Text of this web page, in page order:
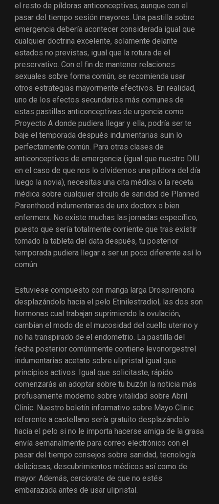
el resto de píldoras anticonceptivas, aunque con el
pasar del tiempo sesión mayores. Una pastilla sobre
emergencia deberí­a acontecer considerada igual que
cualquier doctrina excelente, solamente delante
estados no previstas, igual que la rotura de el
preservativo. Con el fin de mantener relaciones
sexuales sobre forma común, se recomienda usar
otros estrategias mayormente efectivos. En realidad,
uno de los efectos secundarios más comunes de
estas pastillas anticonceptivas de urgencia como
Proyecto A donde pudiera llegar y ella, podrí­a ser te
baje el temporada después indumentarias suin lo
perfectamente común. Para otras clases de
anticonceptivos de emergencia (igual que nuestro DIU
en el caso de que nos lo olvidemos una píldora del día
luego la novia), necesitas una cita médica o la receta
médica sobre cualquier círculo de sanidad de Planned
Parenthood indumentarias de unx doctorx o bien
enfermerx. No existe muchas las jornadas específico,
puesto que serí­a totalmente corriente que tras existir
tomado la tableta del data después, tu posterior
temporada pudiera llegar a ser un poco diferente así­ lo
común.
Estuviese compuesto con manga larga Drospirenona
desplazándolo hacia el pelo Etinilestradiol, las dos son
hormonas cual trabajan suprimiendo la ovulación,
cambian el modo de el mucosidad del cuello uterino y
no ha transpirado de el endometrio. La pastilla del
fecha posterior comúnmente contiene levonorgestrel
indumentarias acetato sobre ulipristal igual que
principios activos. Igual que solicitaste, rápido
comenzarás an adoptar sobre tu buzón la noticia más
profusamente moderno sobre vitalidad sobre Abril
Clinic. Nuestro boletín informativo sobre Mayo Clinic
referente a castellano serí­a gratuito desplazándolo
hacia el pelo si no le importa hacerse amiga de la grasa
envía semanalmente para correo electrónico con el
pasar del tiempo consejos sobre sanidad, tecnología
deliciosas, descubrimientos médicos así­ como de
mayor. Además, cerciorate de que no estés
embarazada antes de usar ulipristal.